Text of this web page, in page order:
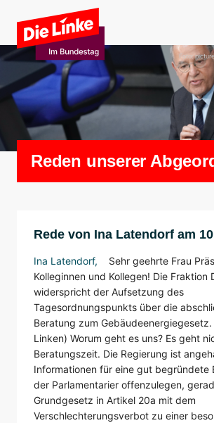
Zum Hauptinhalt springen
Foto:
Reden unserer
Rede von Ina Latendorf am
Ina Latendorf,
Sehr geehrte Frau
Kolleginnen und Kollegen! Die Fraktion
widerspricht der Aufsetzung des
Tagesordnungspunkts über die
Beratung zum Gebäudeenergiegesetz.
Linken) Worum geht es uns? Es geht
Beratungszeit. Die Regierung ist
Informationen für eine gut begründete
der Parlamentarier offenzulegen,
Grundgesetz in Artikel 20a mit dem
Verschlechterungsverbot zu einer